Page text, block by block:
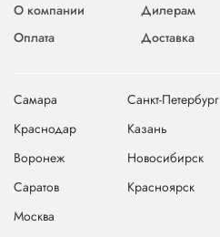
О компании
Дилерам
Оплата
Доставка
Самара Санкт-Петербург
Краснодар
Казань
Воронеж
Новосибирск
Саратов
Красноярск
Москва